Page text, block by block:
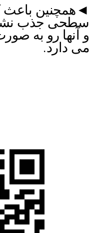
◄همچنین باعث
سطحی جذب
و آنها رو به
می دارد.